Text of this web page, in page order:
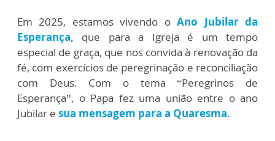
Em 2025, estamos vivendo oAno Jubilar da
Esperança, que para a Igreja é um tempo
especial de graça, que nos convida à renovação da
fé, com exercícios de peregrinação e reconciliação
com Deus. Com o tema “Peregrinos de
Esperança”, o Papa fez uma união entre o ano
Jubilar e sua mensagem para a Quaresma.